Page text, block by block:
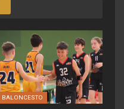
BALONCESTO